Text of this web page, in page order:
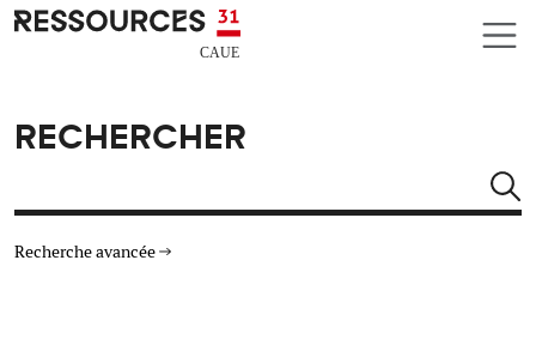
Aller au contenu principal
CAUE RESSOURCES 31
RECHERCHER
Recherche avancée